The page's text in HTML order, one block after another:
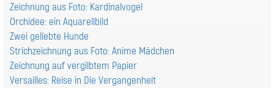
Zeichnung aus Foto: Kardinalvogel
Orchidee: ein Aquarellbild
Zwei geliebte Hunde
Strichzeichnung aus Foto: Anime Mädchen
Zeichnung auf vergilbtem Papier
Versailles: Reise in Die Vergangenheit